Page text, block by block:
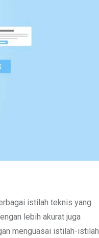
istilah teknis yang
lebih akurat juga
menguasai istilah-istilah